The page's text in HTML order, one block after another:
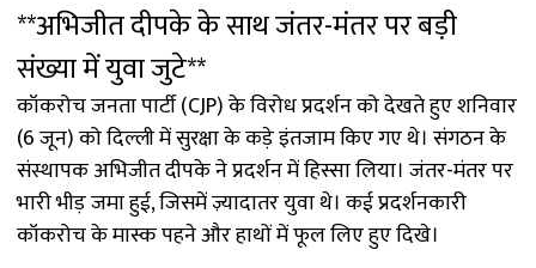
**अभिजीत दीपके के साथ जंतर-मंतर पर बड़ी
संख्या में युवा जुटे**
कॉकरोच जनता पार्टी (CJP) के विरोध प्रदर्शन को देखते हुए शनिवार
(6 जून) को दिल्ली में सुरक्षा के कड़े इंतजाम किए गए थे। संगठन के
संस्थापक अभिजीत दीपके ने प्रदर्शन में हिस्सा लिया। जंतर-मंतर पर
भारी भीड़ जमा हुई, जिसमें ज़्यादातर युवा थे। कई प्रदर्शनकारी
कॉकरोच के मास्क पहने और हाथों में फूल लिए हुए दिखे।